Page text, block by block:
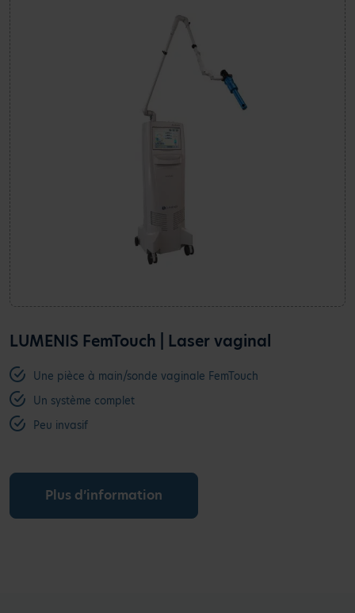
LUMENIS FemTouch | Laser vaginal
Une pièce à main/sonde vaginale FemTouch
Un système complet
Peu invasif
Plus d’information